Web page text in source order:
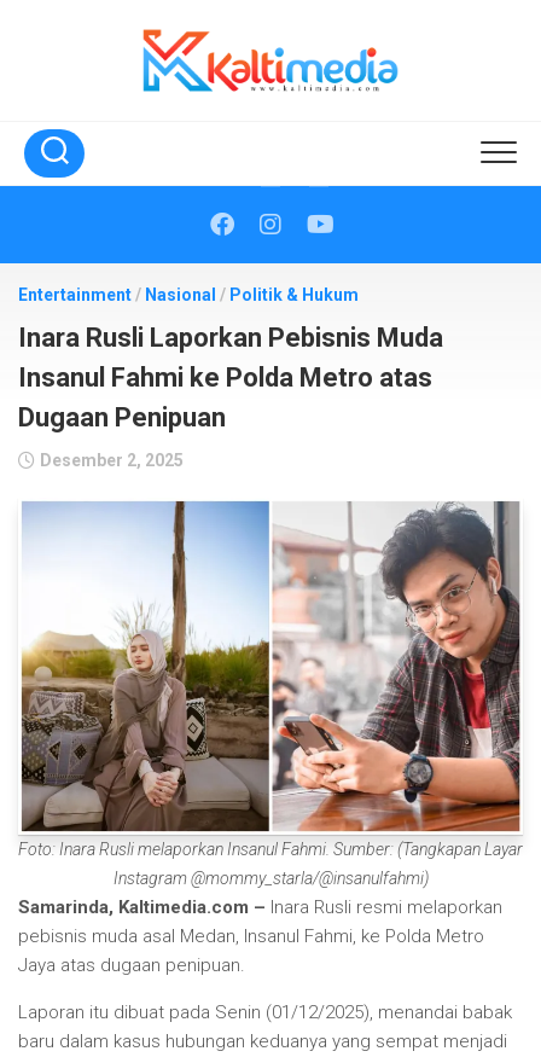
Entertainment/ Nasional / Politik & Hukum
Inara Rusli Laporkan Pebisnis Muda
Insanul Fahmi ke Polda Metro atas
Dugaan Penipuan
Desember 2, 2025
Foto: Inara Rusli melaporkan Insanul Fahmi. Sumber: (Tangkapan Layar
Instagram @mommy_starla/@insanulfahmi)
Samarinda, Kaltimedia.com – Inara Rusli resmi melaporkan
pebisnis muda asal Medan, Insanul Fahmi, ke Polda Metro
Jaya atas dugaan penipuan.
Laporan itu dibuat pada Senin (01/12/2025), menandai babak
baru dalam kasus hubungan keduanya yang sempat menjadi